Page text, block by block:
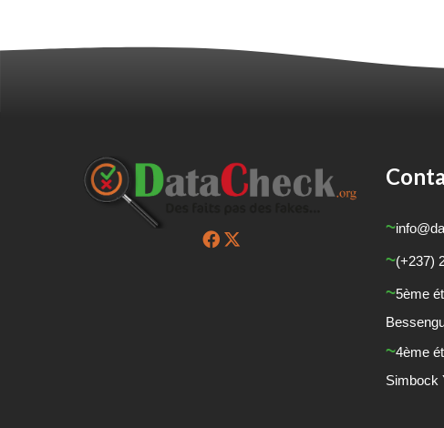
(+237)
5ème
4ème
Simbock